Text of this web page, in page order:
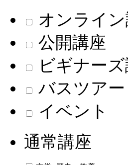
オンライ
公開講座
ビギナー
バスツアー
イベント
通常講座